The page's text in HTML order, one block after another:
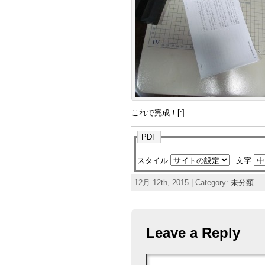
これで完成！[:]
PDF
スタイル 文字
12月 12th, 2015 | Category: 未分類
Leave a Reply